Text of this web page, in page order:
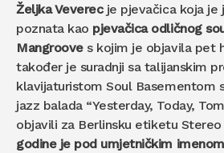
Željka Veverecje pjevačica koja je
poznata kao pjevačica odličnog
Mangrooves kojim je objavila pet
također je suradnji sa talijanskim
klavijaturistom Soul Basementom
jazz balada “Yesterday, Today,
objavili za Berlinsku etiketu Stereo
godine je pod umjetničkim